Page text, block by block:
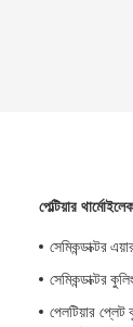
পেল্টিয়ার
সেমিকন্ডাক্টর
সেমিকন্ডাক্টর
পেলটিয়ার প্লেট